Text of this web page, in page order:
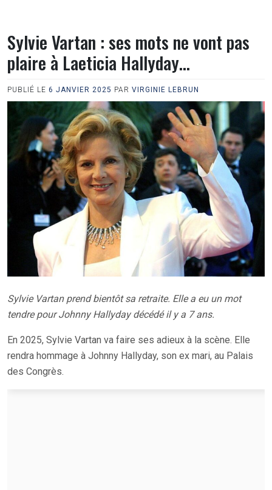
Sylvie Vartan : ses mots ne vont pas
plaire à Laeticia Hallyday…
PUBLIÉ LE 6 JANVIER 2025 PAR VIRGINIE LEBRUN
Sylvie Vartan prend bientôt sa retraite. Elle a eu un mot
tendre pour Johnny Hallyday décédé il y a 7 ans.
En 2025, Sylvie Vartan va faire ses adieux à la scène. Elle
rendra hommage à Johnny Hallyday, son ex mari, au Palais
des Congrès.